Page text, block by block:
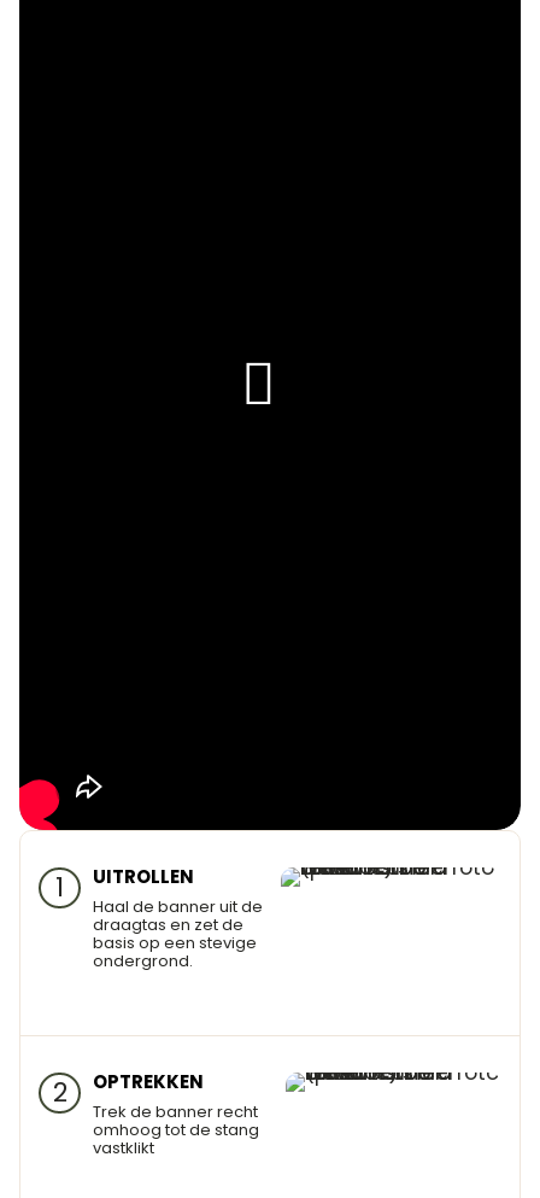
1 UITROLLEN
Haal de banner uit de
draagtas en zet de
basis op een stevige
ondergrond.
2 OPTREKKEN
Trek de banner recht
omhoog tot de stang
vastklikt